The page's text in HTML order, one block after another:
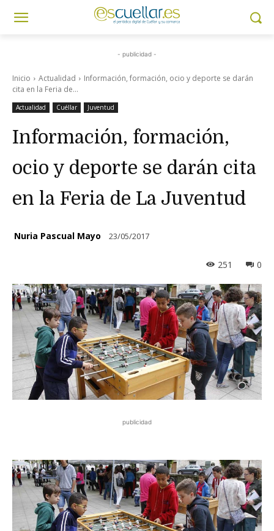
- publicidad -
Inicio Actualidad
Información, formación, ocio y deporte se darán
cita en la Feria de...
Actualidad Cuéllar Juventud
Información, formación,
ocio y deporte se darán cita
en la Feria de La Juventud
Nuria Pascual Mayo 23/05/2017
0
251
publicidad